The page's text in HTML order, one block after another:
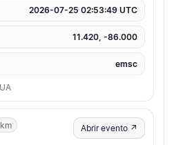
2026-07-25 02:53:49 UTC
11.420, -86.000
emsc
Abrir evento ↗